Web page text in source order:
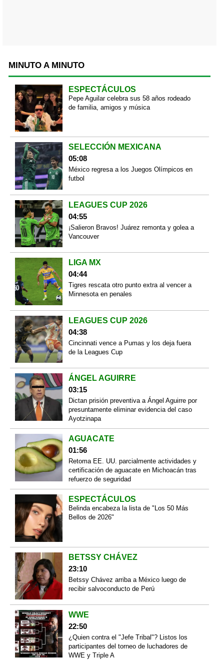
MINUTO A MINUTO
ESPECTÁCULOS
Pepe Aguilar celebra sus 58 años rodeado
de familia, amigos y música
SELECCIÓN MEXICANA
05:08
México regresa a los Juegos Olímpicos en
futbol
LEAGUES CUP 2026
04:55
¡Salieron Bravos! Juárez remonta y golea a
Vancouver
LIGA MX
04:44
Tigres rescata otro punto extra al vencer a
Minnesota en penales
LEAGUES CUP 2026
04:38
Cincinnati vence a Pumas y los deja fuera
de la Leagues Cup
ÁNGEL AGUIRRE
03:15
Dictan prisión preventiva a Ángel Aguirre por
presuntamente eliminar evidencia del caso
Ayotzinapa
AGUACATE
01:56
Retoma EE. UU. parcialmente actividades y
certificación de aguacate en Michoacán tras
refuerzo de seguridad
ESPECTÁCULOS
Belinda encabeza la lista de "Los 50 Más
Bellos de 2026"
BETSSY CHÁVEZ
23:10
Betssy Chávez arriba a México luego de
recibir salvoconducto de Perú
WWE
22:50
¿Quien contra el "Jefe Tribal"? Listos los
participantes del torneo de luchadores de
WWE y Triple A